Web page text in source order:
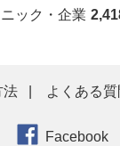
ック・企業
法 よくある質
Facebook